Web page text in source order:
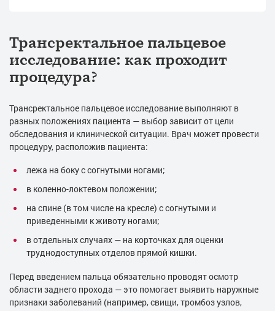
Трансректальное пальцевое
исследование: как проходит
процедура?
Трансректальное пальцевое исследование выполняют в
разных положениях пациента — выбор зависит от цели
обследования и клинической ситуации. Врач может провести
процедуру, расположив пациента:
лежа на боку с согнутыми ногами;
в коленно-локтевом положении;
на спине (в том числе на кресле) с согнутыми и
приведенными к животу ногами;
в отдельных случаях — на корточках для оценки
труднодоступных отделов прямой кишки.
Перед введением пальца обязательно проводят осмотр
области заднего прохода — это помогает выявить наружные
признаки заболеваний (например, свищи, тромбоз узлов,